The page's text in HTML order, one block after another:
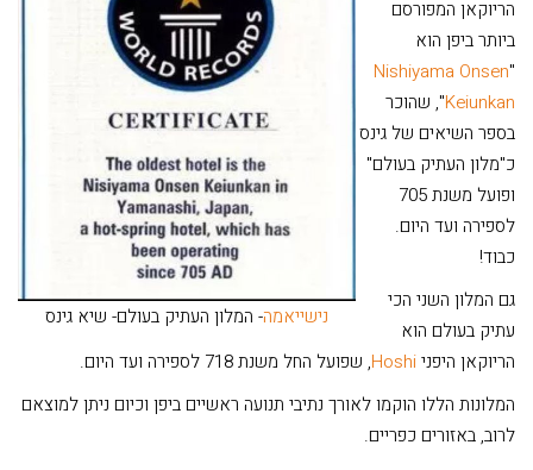
נישייאמה- המלון העתיק בעולם- שיא גינס
הריוקאן המפורסם
ביותר ביפן הוא
"
Nishiyama Onsen
Keiunkan", שהוכר
בספר השיאים של גינס
כ"מלון העתיק בעולם"
ופועל משנת 705
לספירה ועד היום.
כבוד!
גם המלון השני הכי
עתיק בעולם הוא
הריוקאן היפניHoshi, שפועל החל משנת 718 לספירה ועד היום.
המלונות הללו הוקמו לאורך נתיבי תנועה ראשיים ביפן וכיום ניתן למוצאם
לרוב, באזורים כפריים.